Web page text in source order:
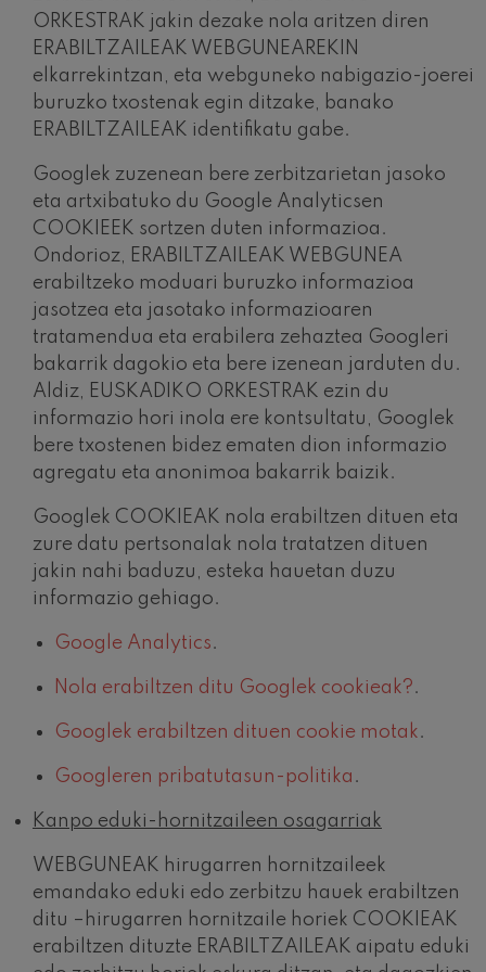
ORKESTRAK jakin dezake nola aritzen diren
ERABILTZAILEAK WEBGUNEAREKIN
elkarrekintzan, eta webguneko nabigazio-joerei
buruzko txostenak egin ditzake, banako
ERABILTZAILEAK identifikatu gabe.
Googlek zuzenean bere zerbitzarietan jasoko
eta artxibatuko du Google Analyticsen
COOKIEEK sortzen duten informazioa.
Ondorioz, ERABILTZAILEAK WEBGUNEA
erabiltzeko moduari buruzko informazioa
jasotzea eta jasotako informazioaren
tratamendua eta erabilera zehaztea Googleri
bakarrik dagokio eta bere izenean jarduten du.
Aldiz, EUSKADIKO ORKESTRAK ezin du
informazio hori inola ere kontsultatu, Googlek
bere txostenen bidez ematen dion informazio
agregatu eta anonimoa bakarrik baizik.
Googlek COOKIEAK nola erabiltzen dituen eta
zure datu pertsonalak nola tratatzen dituen
jakin nahi baduzu, esteka hauetan duzu
informazio gehiago.
Google Analytics.
Nola erabiltzen ditu Googlek cookieak?.
Googlek erabiltzen dituen cookie motak.
Googleren pribatutasun-politika .
Kanpo eduki-hornitzaileen osagarriak
WEBGUNEAK hirugarren hornitzaileek
emandako eduki edo zerbitzu hauek erabiltzen
ditu –hirugarren hornitzaile horiek COOKIEAK
erabiltzen dituzte ERABILTZAILEAK aipatu eduki